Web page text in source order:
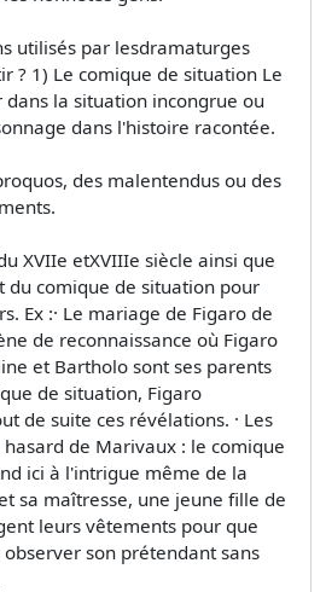
utilisés par lesdramaturges
? 1) Le comique de situation Le
la situation incongrue ou
dans l'histoire racontée.
des malentendus ou des
XVIIe etXVIIIe siècle ainsi que
du comique de situation pour
Ex :· Le mariage de Figaro de
de reconnaissance où Figaro
et Bartholo sont ses parents
de situation, Figaro
de suite ces révélations. · Les
de Marivaux : le comique
ici à l'intrigue même de la
sa maîtresse, une jeune fille de
leurs vêtements pour que
son prétendant sans